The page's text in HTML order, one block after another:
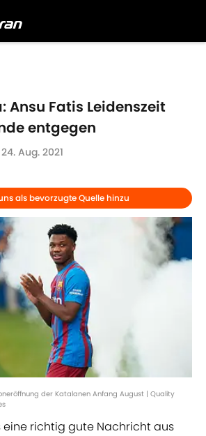
Ansu Fatis Leidenszeit
entgegen
24. Aug. 2021
als bevorzugte Quelle hinzu
der Katalanen Anfang August | Quality
eine richtig gute Nachricht aus